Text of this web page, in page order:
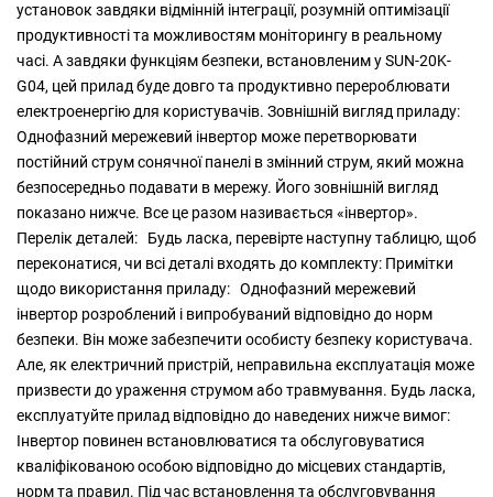
установок завдяки відмінній інтеграції, розумній оптимізації
продуктивності та можливостям моніторингу в реальному
часі. А завдяки функціям безпеки, встановленим у SUN-20K-
G04, цей прилад буде довго та продуктивно перероблювати
електроенергію для користувачів. Зовнішній вигляд приладу:
Однофазний мережевий інвертор може перетворювати
постійний струм сонячної панелі в змінний струм, який можна
безпосередньо подавати в мережу. Його зовнішній вигляд
показано нижче. Все це разом називається «інвертор».
Перелік деталей: Будь ласка, перевірте наступну таблицю, щоб
переконатися, чи всі деталі входять до комплекту: Примітки
щодо використання приладу: Однофазний мережевий
інвертор розроблений і випробуваний відповідно до норм
безпеки. Він може забезпечити особисту безпеку користувача.
Але, як електричний пристрій, неправильна експлуатація може
призвести до ураження струмом або травмування. Будь ласка,
експлуатуйте прилад відповідно до наведених нижче вимог:
Інвертор повинен встановлюватися та обслуговуватися
кваліфікованою особою відповідно до місцевих стандартів,
норм та правил. Під час встановлення та обслуговування